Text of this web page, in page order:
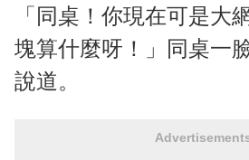
「同桌！你現在可是大
塊算什麼呀！」同桌一
說道。